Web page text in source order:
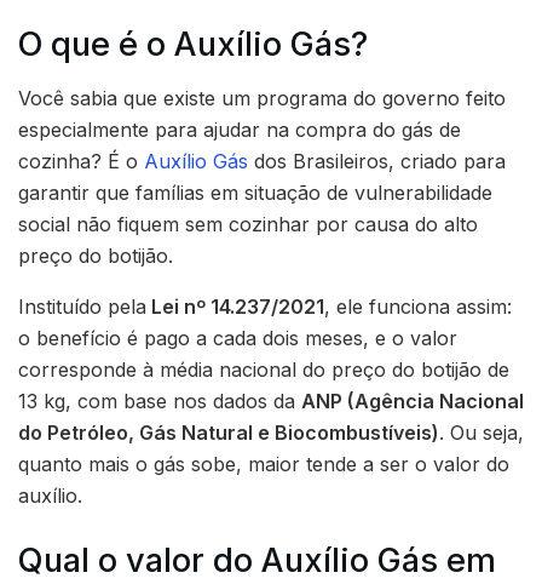
O que é o Auxílio Gás?
Você sabia que existe um programa do governo feito
especialmente para ajudar na compra do gás de
cozinha? É o Auxílio Gás dos Brasileiros, criado para
garantir que famílias em situação de vulnerabilidade
social não fiquem sem cozinhar por causa do alto
preço do botijão.
Instituído pela Lei nº 14.237/2021, ele funciona assim:
o benefício é pago a cada dois meses, e o valor
corresponde à média nacional do preço do botijão de
13 kg, com base nos dados da ANP (Agência Nacional
do Petróleo, Gás Natural e Biocombustíveis). Ou seja,
quanto mais o gás sobe, maior tende a ser o valor do
auxílio.
Qual o valor do Auxílio Gás em